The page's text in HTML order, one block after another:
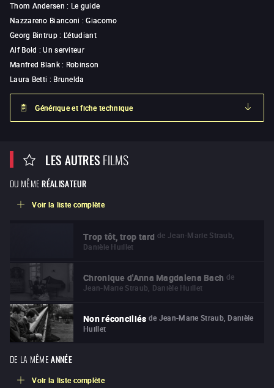
Thom Andersen : Le guide
Nazzareno Bianconi :Giacomo
Georg Bintrup: L'étudiant
Alf Bold :Un serviteur
Manfred Blank: Robinson
Laura Betti : Brunelda
Générique et fiche technique
LES AUTRESFILMS
DU MÊME RÉALISATEUR
Voir la liste complète
Trop tôt, trop tard de Jean-Marie Straub,
Danièle Huillet
Chronique d'Anna Magdalena Bach de
Jean-Marie Straub, Danièle Huillet
Non réconciliés de Jean-Marie Straub, Danièle
Huillet
DE LA MÊME ANNÉE
Voir la liste complète